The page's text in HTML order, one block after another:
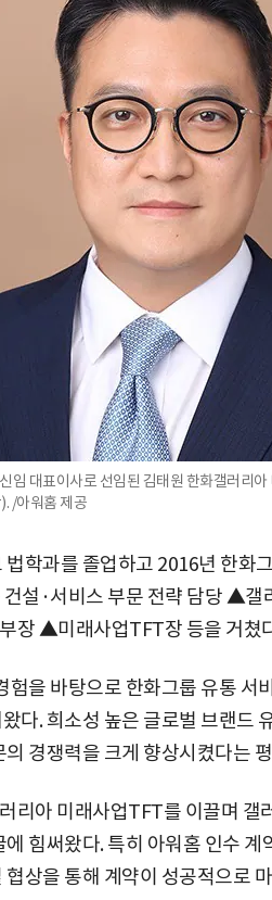
임 대표이사로 선임된 김태원 한화갤러리
/아워홈 제공
법학과를 졸업하고 2016년 한화
설·서비스 부문 전략 담당 ▲
장 ▲미래사업TFT장 등을 거쳤
험을 바탕으로 한화그룹 유통 서
다. 희소성 높은 글로벌 브랜드
경쟁력을 크게 향상시켰다는
리아 미래사업TFT를 이끌며 갤
힘써왔다. 특히 아워홈 인수 계
상을 통해 계약이 성공적으로